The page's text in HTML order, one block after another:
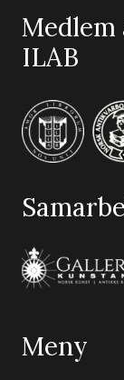
Medlem
ILAB
Meny